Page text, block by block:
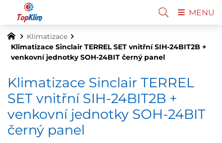
Klimatizace
Klimatizace Sinclair TERREL SET vnitřní SIH-24BIT2B +
venkovní jednotky SOH-24BIT černý panel
Klimatizace Sinclair TERREL
SET vnitřní SIH-24BIT2B +
venkovní jednotky SOH-24BIT
černý panel
MENU